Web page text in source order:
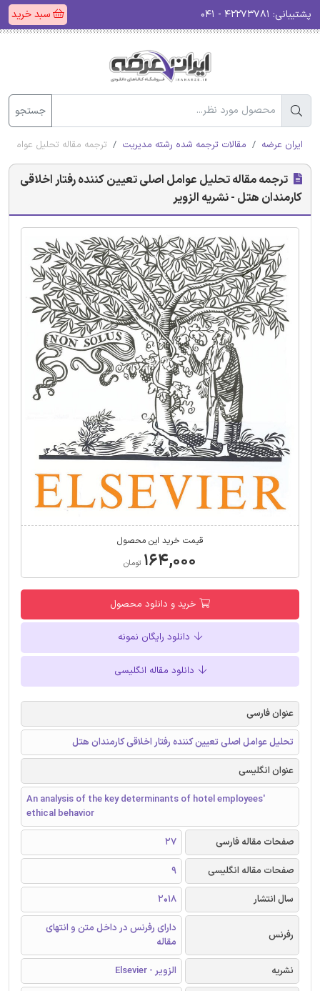
پشتیبانی: سبد خرید
جستجو
ایران عرضه مقالات ترجمه شده رشته مدیریت ترجمه مقاله تحلیل عوامل
ترجمه مقاله تحلیل عوامل اصلی تعیین کننده رفتار اخلاقی
کارمندان هتل - نشریه الزویر
قیمت خرید این محصول
۱۶۴,۰۰۰ تومان
خرید و دانلود محصول
دانلود رایگان نمونه
دانلود مقاله انگلیسی
عنوان فارسی
تحلیل عوامل اصلی تعیین کننده رفتار اخلاقی کارمندان هتل
عنوان انگلیسی
An analysis of the key determinants of hotel employees'
ethical behavior
صفحات مقاله فارسی
27
صفحات مقاله انگلیسی
9
سال انتشار
2018
رفرنس
دارای رفرنس در داخل متن و انتهای
مقاله
نشریه
الزویر - Elsevier